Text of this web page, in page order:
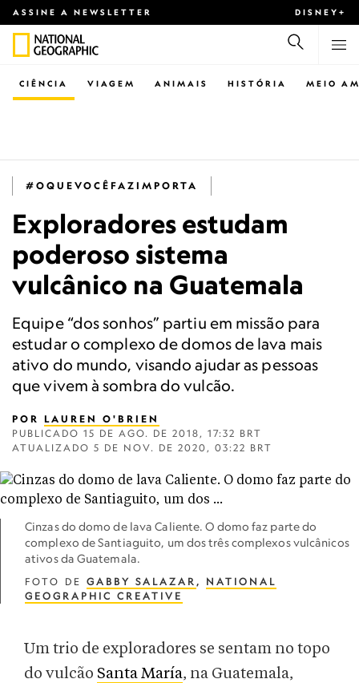
ASSINE A NEWSLETTER DISNEY+
CIÊNCIA VIAGEM ANIMAIS HISTÓRIA MEIO
#OQUEVOCÊFAZIMPORTA
Exploradores estudam
poderoso sistema
vulcânico na Guatemala
Equipe “dos sonhos” partiu em missão para
estudar o complexo de domos de lava mais
ativo do mundo, visando ajudar as pessoas
que vivem à sombra do vulcão.
POR LAUREN O'BRIEN
PUBLICADO 15 DE AGO. DE 2018, 17:32 BRT
ATUALIZADO 5 DE NOV. DE 2020, 03:22 BRT
Cinzas do domo de lava Caliente. O domo faz parte do
complexo de Santiaguito, um dos três complexos vulcânicos
ativos da Guatemala.
FOTO DE GABBY SALAZAR , NATIONAL
GEOGRAPHIC CREATIVE
Um trio de exploradores se sentam no topo
do vulcão Santa María, na Guatemala,